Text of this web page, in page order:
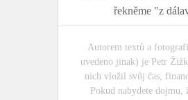
řekněme "z
Autorem textů a
uvedeno jinak) je Petr
nich vložil svůj čas,
Pokud nabydete dojmu,